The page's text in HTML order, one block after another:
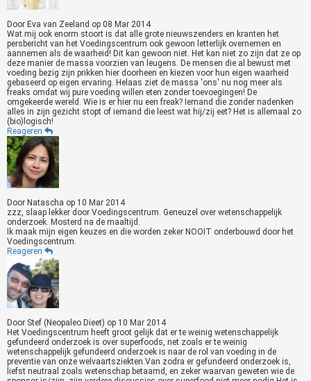
Door Eva van Zeeland op 08 Mar 2014
Wat mij ook enorm stoort is dat alle grote nieuwszenders en kranten het
persbericht van het Voedingscentrum ook gewoon letterlijk overnemen en
aannemen als de waarheid! Dit kan gewoon niet. Het kan niet zo zijn dat ze op
deze manier de massa voorzien van leugens. De mensen die al bewust met
voeding bezig zijn prikken hier doorheen en kiezen voor hun eigen waarheid
gebaseerd op eigen ervaring. Helaas ziet de massa 'ons' nu nog meer als
freaks omdat wij pure voeding willen eten zonder toevoegingen! De
omgekeerde wereld. Wie is er hier nu een freak? Iemand die zonder nadenken
alles in zijn gezicht stopt of iemand die leest wat hij/zij eet? Het is allemaal zo
(bio)logisch!
Reageren
Door Natascha op 10 Mar 2014
zzz, slaap lekker door Voedingscentrum. Geneuzel over wetenschappelijk
onderzoek. Mosterd na de maaltijd.
Ik maak mijn eigen keuzes en die worden zeker NOOIT onderbouwd door het
Voedingscentrum.
Reageren
Door Stef (Neopaleo Dieet) op 10 Mar 2014
Het Voedingscentrum heeft groot gelijk dat er te weinig wetenschappelijk
gefundeerd onderzoek is over superfoods, net zoals er te weinig
wetenschappelijk gefundeerd onderzoek is naar de rol van voeding in de
preventie van onze welvaartsziekten.Van zodra er gefundeerd onderzoek is,
liefst neutraal zoals wetenschap betaamd, en zeker waarvan geweten wie de